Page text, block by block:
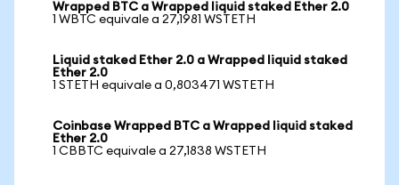
Wrapped BTC a Wrapped liquid staked Ether 2.0
1 WBTC equivale a 27,1981 WSTETH
Liquid staked Ether 2.0 a Wrapped liquid staked
Ether 2.0
1 STETH equivale a 0,803471 WSTETH
Coinbase Wrapped BTC a Wrapped liquid staked
Ether 2.0
1 CBBTC equivale a 27,1838 WSTETH